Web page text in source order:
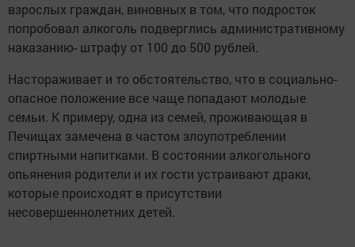
взрослых граждан, виновных в том, что подросток
попробовал алкоголь подверглись административному
наказанию- штрафу от 100 до 500 рублей.
Настораживает и то обстоятельство, что в социально-
опасное положение все чаще попадают молодые
семьи. К примеру, одна из семей, проживающая в
Печищах замечена в частом злоупотреблении
спиртными напитками. В состоянии алкогольного
опьянения родители и их гости устраивают драки,
которые происходят в присутствии
несовершеннолетних детей.